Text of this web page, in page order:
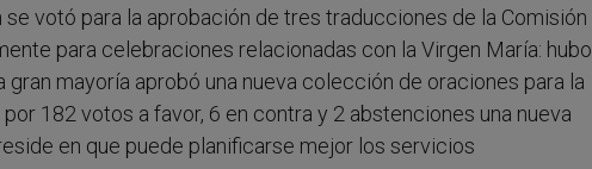
votó para la aprobación de tres traducciones de la Comisión
para celebraciones relacionadas con la Virgen María: hubo
mayoría aprobó una nueva colección de oraciones para la
182 votos a favor, 6 en contra y 2 abstenciones una nueva
en que puede planificarse mejor los servicios